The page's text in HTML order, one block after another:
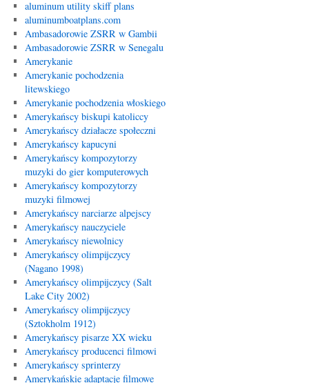
aluminum utility skiff plans
aluminumboatplans.com
Ambasadorowie ZSRR w Gambii
Ambasadorowie ZSRR w Senegalu
Amerykanie
Amerykanie pochodzenia
litewskiego
Amerykanie pochodzenia włoskiego
Amerykańscy biskupi katoliccy
Amerykańscy działacze społeczni
Amerykańscy kapucyni
Amerykańscy kompozytorzy
muzyki do gier komputerowych
Amerykańscy kompozytorzy
muzyki filmowej
Amerykańscy narciarze alpejscy
Amerykańscy nauczyciele
Amerykańscy niewolnicy
Amerykańscy olimpijczycy
(Nagano 1998)
Amerykańscy olimpijczycy (Salt
Lake City 2002)
Amerykańscy olimpijczycy
(Sztokholm 1912)
Amerykańscy pisarze XX wieku
Amerykańscy producenci filmowi
Amerykańscy sprinterzy
Amerykańskie adaptacje filmowe